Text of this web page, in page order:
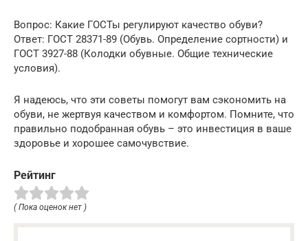
Вопрос: Какие ГОСТы регулируют качество обуви?
Ответ: ГОСТ 28371-89 (Обувь. Определение сортности) и
ГОСТ 3927-88 (Колодки обувные. Общие технические
условия).
Я надеюсь, что эти советы помогут вам сэкономить на
обуви, не жертвуя качеством и комфортом. Помните, что
правильно подобранная обувь – это инвестиция в ваше
здоровье и хорошее самочувствие.
Рейтинг
( Пока оценок нет )